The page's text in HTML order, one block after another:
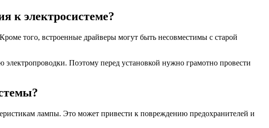
к электросистеме?
того, встроенные драйверы могут быть несовместимы с старой
Поэтому перед установкой нужно грамотно провести
лампы. Это может привести к повреждению предохранителей и